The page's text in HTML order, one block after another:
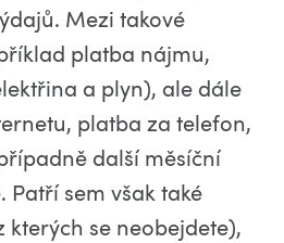
Mezi takové
platba nájmu,
a plyn), ale dále
platba za telefon,
další měsíční
Patří sem však také
kterých se neobejdete),